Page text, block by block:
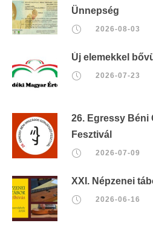
Ünnepség
2026-08-03
Új elemekkel
2026-07-23
26. Egressy Béni
Fesztivál
2026-07-09
XXI. Népzenei
2026-06-16